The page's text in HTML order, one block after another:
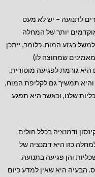
לתנועה – יש לא מעט
יותר של המחלה
בגזע המוח. כלומר, ייתכן
שמחוצה לו)
גורמת לפגיעה מוטורית.
תמשיך גם לקליפת המוח,
שלנו, וכאשר היא תפגע
ודמנציה בכלל חולים
כזו היא דמנציה של
והן פגיעה בתנועה.
הבעיה היא שאין למדע כיום